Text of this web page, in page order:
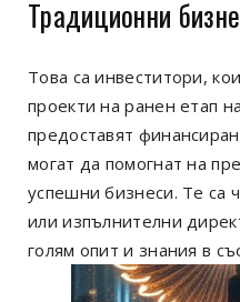
Традиционни
Това са инвеститори,
проекти на ранен етап
предоставят
могат да помогнат на
успешни бизнеси. Те са
или изпълнителни
голям опит и знания в